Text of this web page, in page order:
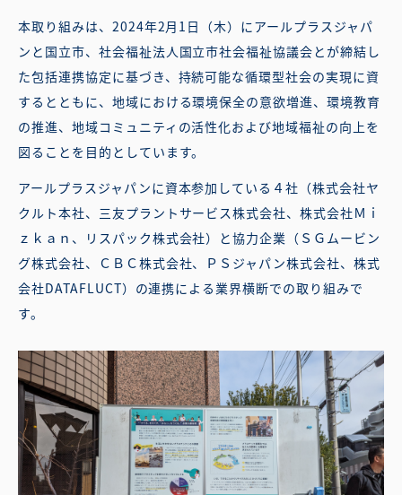
本取り組みは、2024年2月1日（木）にアールプラスジャパ
ンと国立市、社会福祉法人国立市社会福祉協議会とが締結し
た包括連携協定に基づき、持続可能な循環型社会の実現に資
するとともに、地域における環境保全の意欲増進、環境教育
の推進、地域コミュニティの活性化および地域福祉の向上を
図ることを目的としています。
アールプラスジャパンに資本参加している４社（株式会社ヤ
クルト本社、三友プラントサービス株式会社、株式会社Ｍｉ
ｚｋａｎ、リスパック株式会社）と協力企業（ＳＧムービン
グ株式会社、ＣＢＣ株式会社、ＰＳジャパン株式会社、株式
会社DATAFLUCT）の連携による業界横断での取り組みで
す。